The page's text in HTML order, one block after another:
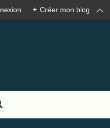
+ Créer mon blog